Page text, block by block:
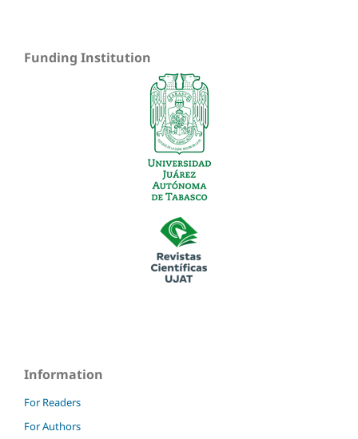
Funding Institution
Information
For Readers
For Authors